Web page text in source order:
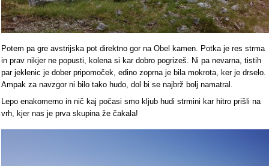
Potem pa gre avstrijska pot direktno gor na Obel kamen. Potka je res strma
in prav nikjer ne popusti, kolena si kar dobro pogrizeš. Ni pa nevarna, tistih
par jeklenic je dober pripomoček, edino zoprna je bila mokrota, ker je drselo.
Ampak za navzgor ni bilo tako hudo, dol bi se najbrž bolj namatral.
Lepo enakomerno in nič kaj počasi smo kljub hudi strmini kar hitro prišli na
vrh, kjer nas je prva skupina že čakala!